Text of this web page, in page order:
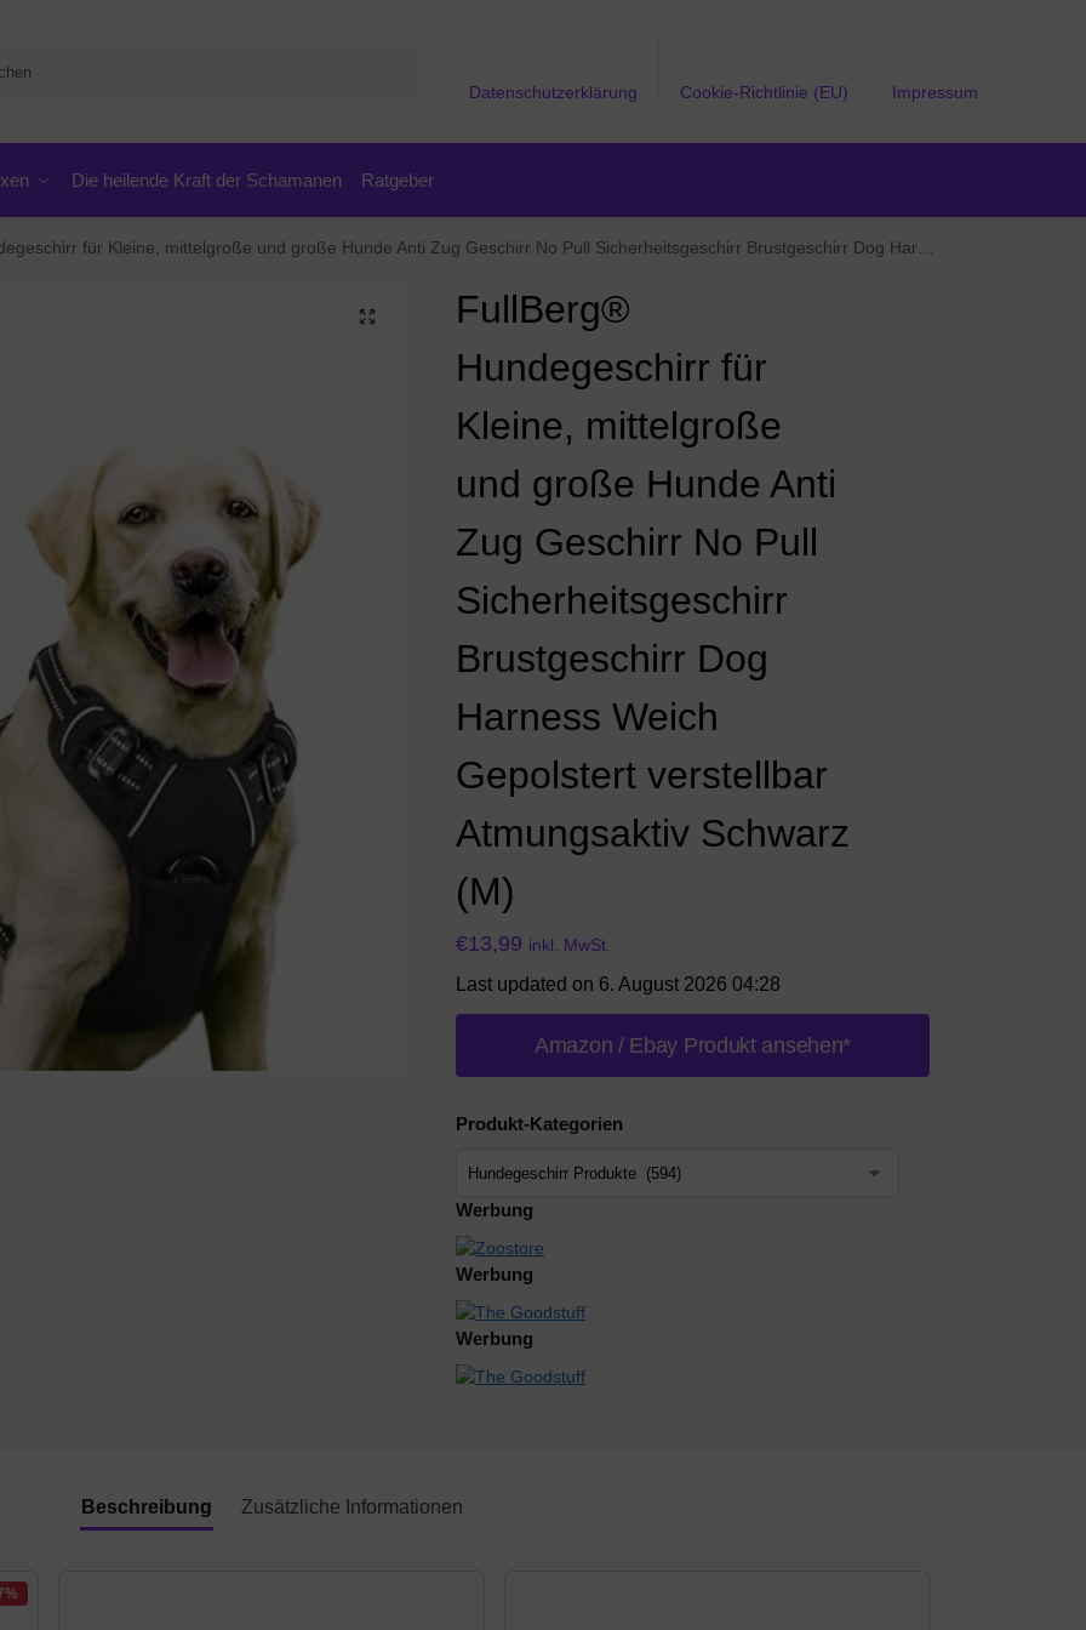
Datenschutzerklärung Cookie-Richtlinie (EU) Impressum
Die heilende Kraft der Schamanen Ratgeber
für Kleine, mittelgroße und große Hunde Anti Zug Geschirr No Pull Sicherheitsgeschirr Brustgeschirr Dog Harness Weich Gepolstert verstellbar Atmungsaktiv Schwarz (M)
FullBerg®
Hundegeschirr für
Kleine, mittelgroße
und große Hunde Anti
Zug Geschirr No Pull
Sicherheitsgeschirr
Brustgeschirr Dog
Harness Weich
Gepolstert verstellbar
Atmungsaktiv Schwarz
(M)
€13,99 inkl. MwSt.
Last updated on 6. August 2026 04:28
Amazon / Ebay Produkt ansehen*
Produkt-Kategorien
Werbung
Werbung
Werbung
Beschreibung Zusätzliche Informationen